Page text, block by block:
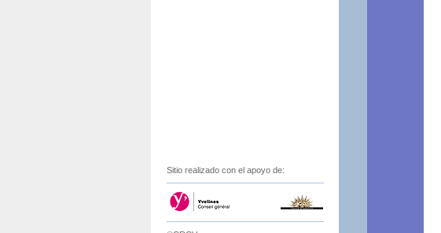
Sitio realizado con el apoyo de: